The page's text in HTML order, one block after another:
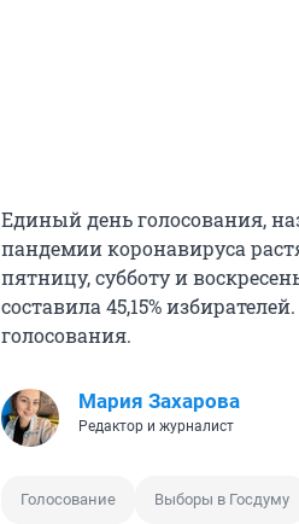
Единый день голосования,
пандемии коронавируса
пятницу, субботу и
составила 45,15%
голосования.
Мария Захарова
Редактор и журналист
Голосование Выборы в Госдуму